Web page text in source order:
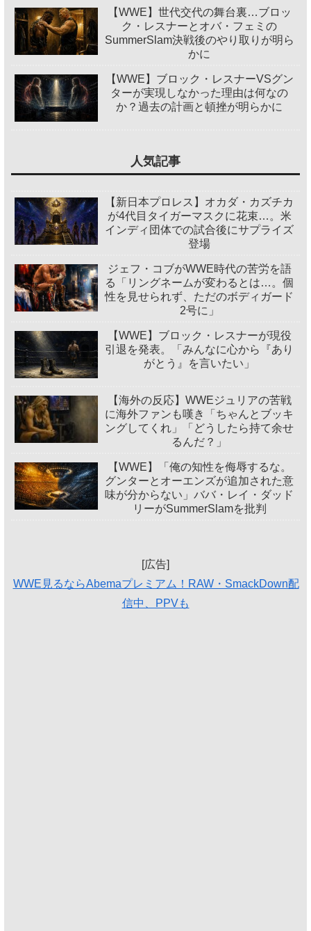
【WWE】世代交代の舞台裏…ブロッ
ク・レスナーとオバ・フェミの
SummerSlam決戦後のやり取りが明ら
かに
【WWE】ブロック・レスナーVSグン
ターが実現しなかった理由は何なの
か？過去の計画と頓挫が明らかに
人気記事
【新日本プロレス】オカダ・カズチカ
が4代目タイガーマスクに花束…。米
インディ団体での試合後にサプライズ
登場
ジェフ・コブがWWE時代の苦労を語
る「リングネームが変わるとは…。個
性を見せられず、ただのボディガード
2号に」
【WWE】ブロック・レスナーが現役
引退を発表。「みんなに心から『あり
がとう』を言いたい」
【海外の反応】WWEジュリアの苦戦
に海外ファンも嘆き「ちゃんとブッキ
ングしてくれ」「どうしたら持て余せ
るんだ？」
【WWE】「俺の知性を侮辱するな。
グンターとオーエンズが追加された意
味が分からない」ババ・レイ・ダッド
リーがSummerSlamを批判
[広告]
WWE見るならAbemaプレミアム！RAW・SmackDown配
信中、PPVも